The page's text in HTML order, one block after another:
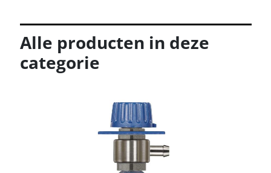
Alle producten in deze
categorie